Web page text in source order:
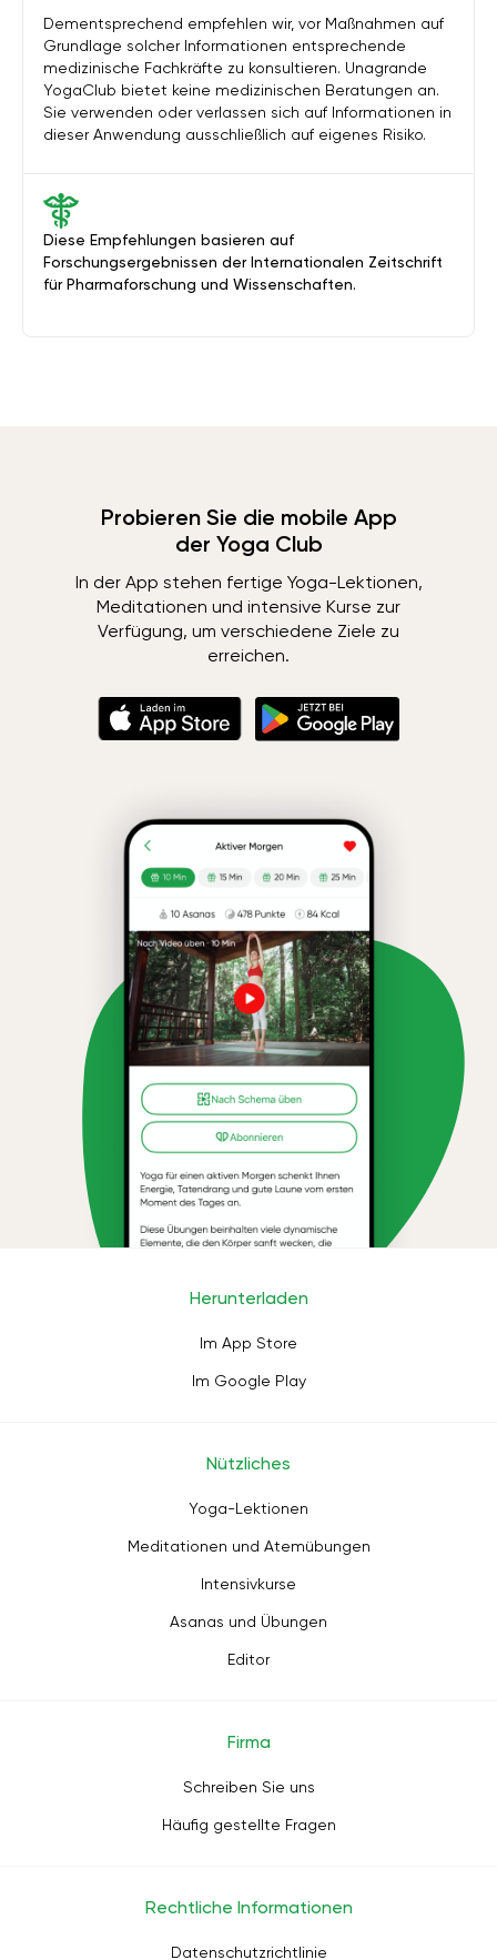
Diese Empfehlungen basieren auf
Forschungsergebnissen der Internationalen Zeitschrift
für Pharmaforschung und Wissenschaften.
Dementsprechend empfehlen wir, vor Maßnahmen auf
Grundlage solcher Informationen entsprechende
medizinische Fachkräfte zu konsultieren. Unagrande
YogaClub bietet keine medizinischen Beratungen an.
Sie verwenden oder verlassen sich auf Informationen in
dieser Anwendung ausschließlich auf eigenes Risiko.
Probieren Sie die mobile App
der Yoga Club
In der App stehen fertige Yoga-Lektionen,
Meditationen und intensive Kurse zur
Verfügung, um verschiedene Ziele zu
erreichen.
Herunterladen
Im App Store
Im Google Play
Nützliches
Yoga-Lektionen
Meditationen und Atemübungen
Intensivkurse
Asanas und Übungen
Editor
Firma
Schreiben Sie uns
Häufig gestellte Fragen
Rechtliche Informationen
Datenschutzrichtlinie